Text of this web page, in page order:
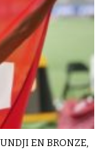
EN BRONZE,